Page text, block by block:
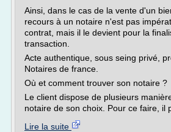
Ainsi, dans le cas de la vente d'un
recours à un notaire n'est pas
contrat, mais il le devient pour la
transaction.
Acte authentique, sous seing privé,
Notaires de france.
Où et comment trouver son notaire ?
Le client dispose de plusieurs
notaire de son choix. Pour ce faire, il
Lire la suite